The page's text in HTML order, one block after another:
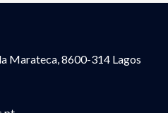
Marateca, 8600-314 Lagos